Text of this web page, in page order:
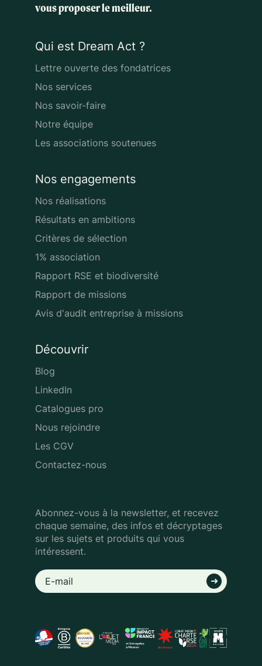
vous proposer le meilleur.
Qui est Dream Act ?
Lettre ouverte des fondatrices
Nos services
Nos savoir-faire
Notre équipe
Les associations soutenues
Nos engagements
Nos réalisations
Résultats en ambitions
Critères de sélection
1% association
Rapport RSE et biodiversité
Rapport de missions
Avis d'audit entreprise à missions
Découvrir
Blog
LinkedIn
Catalogues pro
Nous rejoindre
Les CGV
Contactez-nous
Abonnez-vous à la newsletter, et recevez
chaque semaine, des infos et décryptages
sur les sujets et produits qui vous
intéressent.